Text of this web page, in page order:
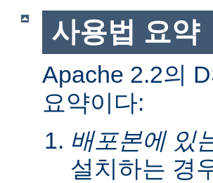
사용법 요약
Apache 2.2의
요약이다:
배포본에 있
설치하는 경